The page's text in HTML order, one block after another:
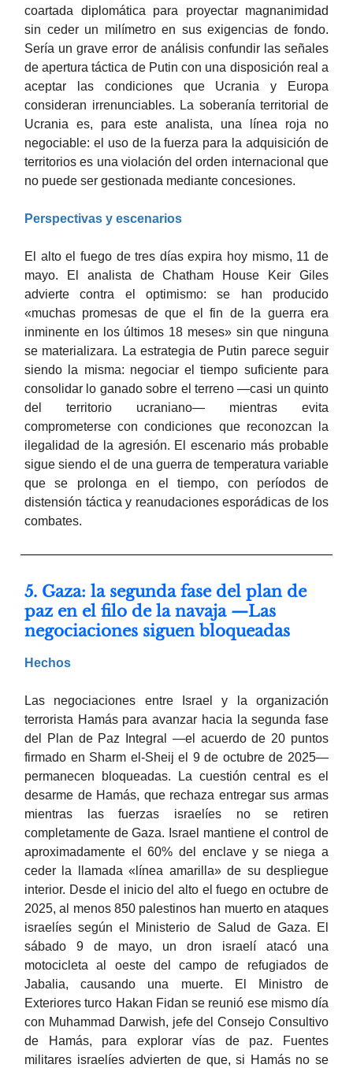
coartada diplomática para proyectar magnanimidad
sin ceder un milímetro en sus exigencias de fondo.
Sería un grave error de análisis confundir las señales
de apertura táctica de Putin con una disposición real a
aceptar las condiciones que Ucrania y Europa
consideran irrenunciables. La soberanía territorial de
Ucrania es, para este analista, una línea roja no
negociable: el uso de la fuerza para la adquisición de
territorios es una violación del orden internacional que
no puede ser gestionada mediante concesiones.
Perspectivas y escenarios
El alto el fuego de tres días expira hoy mismo, 11 de
mayo. El analista de Chatham House Keir Giles
advierte contra el optimismo: se han producido
«muchas promesas de que el fin de la guerra era
inminente en los últimos 18 meses» sin que ninguna
se materializara. La estrategia de Putin parece seguir
siendo la misma: negociar el tiempo suficiente para
consolidar lo ganado sobre el terreno —casi un quinto
del territorio ucraniano— mientras evita
comprometerse con condiciones que reconozcan la
ilegalidad de la agresión. El escenario más probable
sigue siendo el de una guerra de temperatura variable
que se prolonga en el tiempo, con períodos de
distensión táctica y reanudaciones esporádicas de los
combates.
5. Gaza: la segunda fase del plan de
paz en el filo de la navaja —Las
negociaciones siguen bloqueadas
Hechos
Las negociaciones entre Israel y la organización
terrorista Hamás para avanzar hacia la segunda fase
del Plan de Paz Integral —el acuerdo de 20 puntos
firmado en Sharm el-Sheij el 9 de octubre de 2025—
permanecen bloqueadas. La cuestión central es el
desarme de Hamás, que rechaza entregar sus armas
mientras las fuerzas israelíes no se retiren
completamente de Gaza. Israel mantiene el control de
aproximadamente el 60% del enclave y se niega a
ceder la llamada «línea amarilla» de su despliegue
interior. Desde el inicio del alto el fuego en octubre de
2025, al menos 850 palestinos han muerto en ataques
israelíes según el Ministerio de Salud de Gaza. El
sábado 9 de mayo, un dron israelí atacó una
motocicleta al oeste del campo de refugiados de
Jabalia, causando una muerte. El Ministro de
Exteriores turco Hakan Fidan se reunió ese mismo día
con Muhammad Darwish, jefe del Consejo Consultivo
de Hamás, para explorar vías de paz. Fuentes
militares israelíes advierten de que, si Hamás no se